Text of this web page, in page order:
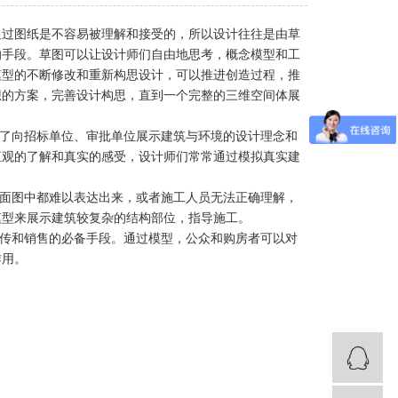
图纸是不容易被理解和接受的，所以设计往往是由草
段。草图可以让设计师们自由地思考，概念模型和工
的不断修改和重新构思设计，可以推进创造过程，推
方案，完善设计构思，直到一个完整的三维空间体展
向招标单位、审批单位展示建筑与环境的设计理念和
的了解和真实的感受，设计师们常常通过模拟真实建
中都难以表达出来，或者施工人员无法正确理解，
来展示建筑较复杂的结构部位，指导施工。
和销售的必备手段。通过模型，公众和购房者可以对
。